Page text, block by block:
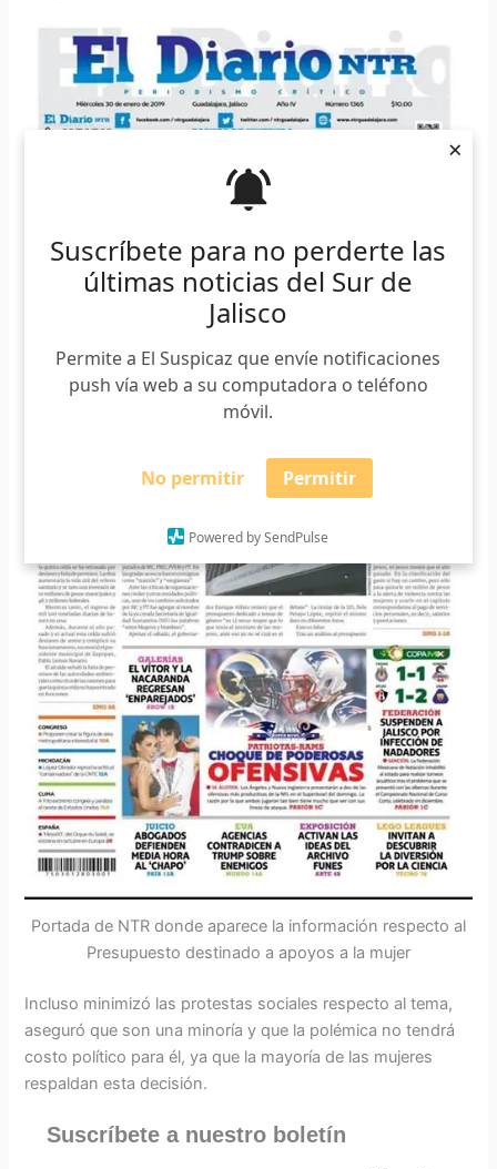
Suscríbete para no perderte las
últimas noticias del Sur de
Jalisco
Permite a El Suspicaz que envíe notificaciones
push vía web a su computadora o teléfono
móvil.
No permitir Permitir
Powered by SendPulse
×
Portada de NTR donde aparece la información respecto al
Presupuesto destinado a apoyos a la mujer
Incluso minimizó las protestas sociales respecto al tema,
aseguró que son una minoría y que la polémica no tendrá
costo político para él, ya que la mayoría de las mujeres
respaldan esta decisión.
Suscríbete a nuestro boletín